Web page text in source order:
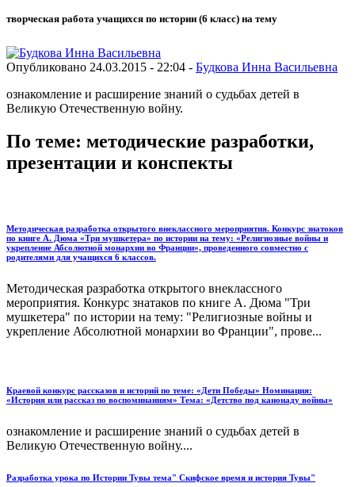
творческая работа учащихся по истории (6 класс) на тему
Опубликовано 24.03.2015 - 22:04 - Будкова Инна Васильевна
ознакомление и расширение знаний о судьбах детей в
Великую Отечественную войну.
По теме: методические разработки,
презентации и конспекты
Методическая разработка открытого внеклассного мероприятия. Конкурс знатоков
по книге А. Дюма «Три мушкетера» по истории на тему: «Религиозные войны и
укрепление Абсолютной монархии во Франции», проведенного совместно с
родителями для учащихся 6 классов.
Методическая разработка открытого внеклассного
мероприятия. Конкурс знатаков по книге А. Дюма "Три
мушкетера" по истории на тему: "Религиозные войны и
укрепление Абсолютной монархии во Франции", прове...
Краевой конкурс рассказов и историй по теме: «Дети Победы» Номинация:
«История или рассказ по воспоминаниям» Тема: «Детство под канонаду войны»
ознакомление и расширение знаний о судьбах детей в
Великую Отечественную войну....
Разработка урока по Истории Тувы тема" Скифское время и история Тувы"